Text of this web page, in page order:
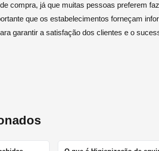
compra, já que muitas pessoas preferem
que os estabelecimentos forneçam
garantir a satisfação dos clientes e o